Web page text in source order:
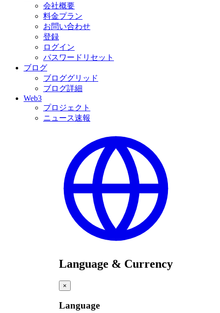
会社概要
料金プラン
お問い合わせ
登録
ログイン
パスワードリセット
ブログ
ブロググリッド
ブログ詳細
Web3
プロジェクト
ニュース速報
Language & Currency
×
Language